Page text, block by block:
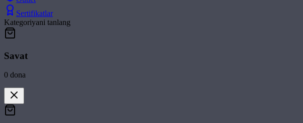
Sertifikatlar
Kategoriyani tanlang
Savat
0 dona